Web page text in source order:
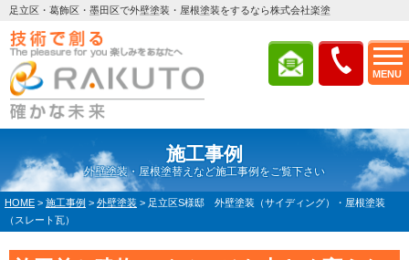
MENU
足立区・葛飾区・墨田区で外壁塗装・屋根塗装をするなら株式会社楽塗
施工事例
外壁塗装・屋根塗替えなど施工事例をご覧下さい
HOME > 施工事例 > 外壁塗装 > 足立区S様邸 外壁塗装（サイディング）・屋根塗装
（スレート瓦）